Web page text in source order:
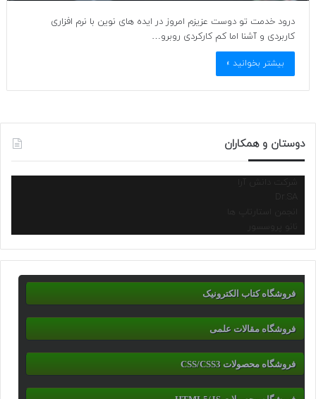
درود خدمت تو دوست عزیزم امروز در ایده های نوین با نرم افزاری
کاربردی و آشنا اما کم کارکردی روبرو…
بیشتر بخوانید »
دوستان و همکاران
شرکت دانش آرا
انجمن استارتاپ ها
نانو پروسسور
فروشگاه کتاب الکترونیک
فروشگاه مقالات علمی
فروشگاه محصولات CSS/CSS3